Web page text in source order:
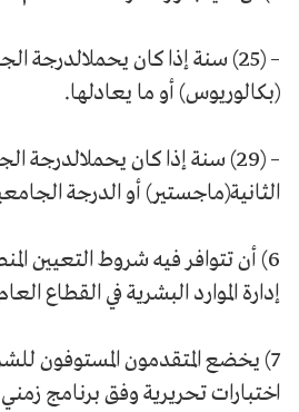
– (25) سنة إذا كان يحملالدرجة
(بكالوريوس) أو ما يعادلها.
– (29) سنة إذا كان يحملالدرجة
الثانية(ماجستير) أو الدرجة
6) أن تتوافر فيه شروط التعيين
إدارة الموارد البشرية في القطاع
7) يخضع المتقدمون المستوفون
اختبارات تحريرية وفق برنامج